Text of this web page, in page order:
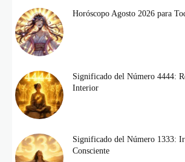
Horóscopo Agosto 2026 para
Significado del Número 4444:
Interior
Significado del Número 1333:
Consciente